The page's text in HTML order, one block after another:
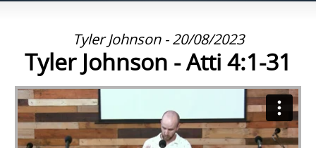
Tyler Johnson - 20/08/2023
Tyler Johnson - Atti 4:1-31